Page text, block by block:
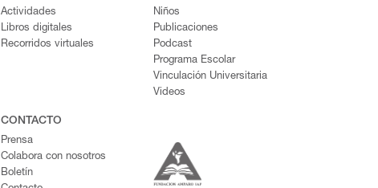
Actividades
Libros digitales
Recorridos virtuales
Niños
Publicaciones
Podcast
Programa Escolar
Vinculación Universitaria
Videos
CONTACTO
Prensa
Colabora con nosotros
Boletín